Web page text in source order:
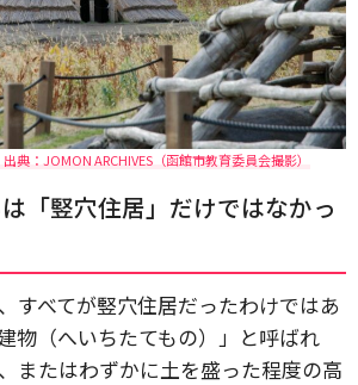
典：JOMON ARCHIVES（函館市教育委員会撮影）
「竪穴住居」だけではなかっ
すべてが竪穴住居だったわけではあ
物（へいちたてもの）」と呼ばれ
またはわずかに土を盛った程度の高